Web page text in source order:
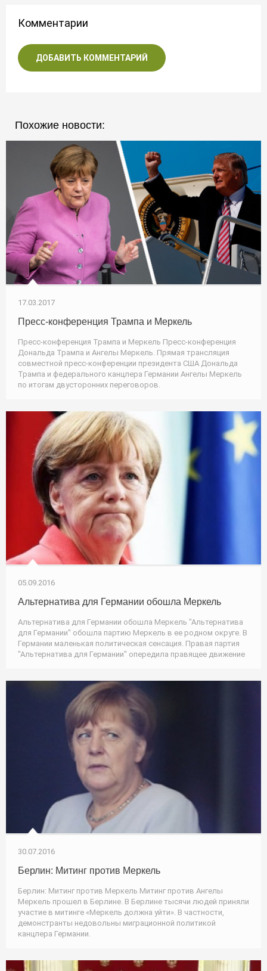
Комментарии
ДОБАВИТЬ КОММЕНТАРИЙ
Похожие новости:
17.03.2017
Пресс-конференция Трампа и Меркель
Пресс-конференция Трампа и Меркель Пресс-конференция
Дональда Трампа и Ангелы Меркель. Прямая трансляция
совместной пресс-конференции президента США Дональда
Трампа и федерального канцлера Германии Ангелы Меркель
по итогам двусторонних переговоров.
05.09.2016
Альтернатива для Германии обошла Меркель
Альтернатива для Германии обошла Меркель "Альтернатива
для Германии" обошла партию Меркель в ее родном округе. В
Германии маленькая политическая сенсация. Правая партия
"Альтернатива для Германии" опередила правящее движение
30.07.2016
Берлин: Митинг против Меркель
Берлин: Митинг против Меркель Митинг против Ангелы
Меркель прошел в Берлине. В Берлине тысячи людей приняли
участие в митинге «Меркель должна уйти». В частности,
демонстранты недовольны миграционной политикой
канцлера Германии.